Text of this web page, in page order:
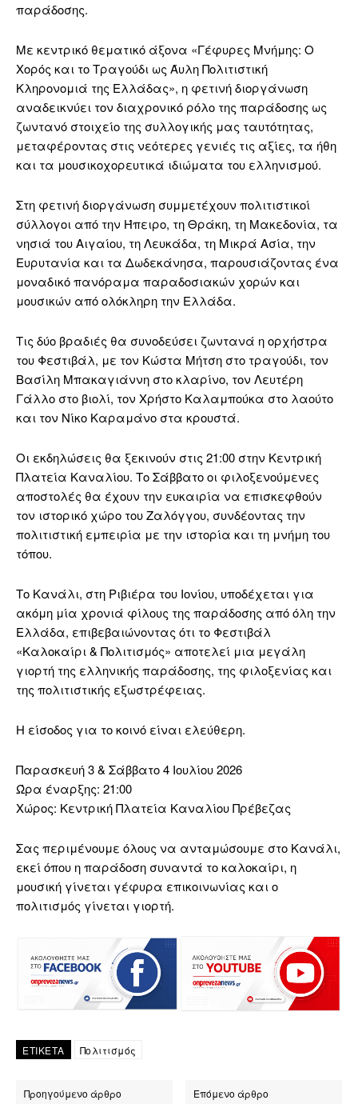
παράδοσης.
Με κεντρικό θεματικό άξονα «Γέφυρες Μνήμης: Ο
Χορός και το Τραγούδι ως Άυλη Πολιτιστική
Κληρονομιά της Ελλάδας», η φετινή διοργάνωση
αναδεικνύει τον διαχρονικό ρόλο της παράδοσης ως
ζωντανό στοιχείο της συλλογικής μας ταυτότητας,
μεταφέροντας στις νεότερες γενιές τις αξίες, τα ήθη
και τα μουσικοχορευτικά ιδιώματα του ελληνισμού.
Στη φετινή διοργάνωση συμμετέχουν πολιτιστικοί
σύλλογοι από την Ήπειρο, τη Θράκη, τη Μακεδονία, τα
νησιά του Αιγαίου, τη Λευκάδα, τη Μικρά Ασία, την
Ευρυτανία και τα Δωδεκάνησα, παρουσιάζοντας ένα
μοναδικό πανόραμα παραδοσιακών χορών και
μουσικών από ολόκληρη την Ελλάδα.
Τις δύο βραδιές θα συνοδεύσει ζωντανά η ορχήστρα
του Φεστιβάλ, με τον Κώστα Μήτση στο τραγούδι, τον
Βασίλη Μπακαγιάννη στο κλαρίνο, τον Λευτέρη
Γάλλο στο βιολί, τον Χρήστο Καλαμπούκα στο λαούτο
και τον Νίκο Καραμάνο στα κρουστά.
Οι εκδηλώσεις θα ξεκινούν στις 21:00 στην Κεντρική
Πλατεία Καναλίου. Το Σάββατο οι φιλοξενούμενες
αποστολές θα έχουν την ευκαιρία να επισκεφθούν
τον ιστορικό χώρο του Ζαλόγγου, συνδέοντας την
πολιτιστική εμπειρία με την ιστορία και τη μνήμη του
τόπου.
Το Κανάλι, στη Ριβιέρα του Ιονίου, υποδέχεται για
ακόμη μία χρονιά φίλους της παράδοσης από όλη την
Ελλάδα, επιβεβαιώνοντας ότι το Φεστιβάλ
«Καλοκαίρι & Πολιτισμός» αποτελεί μια μεγάλη
γιορτή της ελληνικής παράδοσης, της φιλοξενίας και
της πολιτιστικής εξωστρέφειας.
Η είσοδος για το κοινό είναι ελεύθερη.
Παρασκευή 3 & Σάββατο 4 Ιουλίου 2026
Ώρα έναρξης: 21:00
Χώρος: Κεντρική Πλατεία Καναλίου Πρέβεζας
Σας περιμένουμε όλους να ανταμώσουμε στο Κανάλι,
εκεί όπου η παράδοση συναντά το καλοκαίρι, η
μουσική γίνεται γέφυρα επικοινωνίας και ο
πολιτισμός γίνεται γιορτή.
ΕΤΙΚΕΤΑ Πολιτισμός
Προηγούμενο άρθρο Επόμενο άρθρο